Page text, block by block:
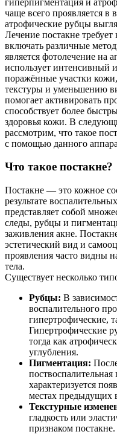
чаще всего проявляется в
атрофические рубцы
Лечение постакне
включать различные
является фотолечение на
использует интенсивный
поражённые участки
текстуры и уменьшению
помогает активировать
способствует более
здоровья кожи. В
рассмотрим, что такое
с помощью данного
Что такое постакне?
Постакне — это кожное
результате
представляет собой
следы, рубцы и
заживления акне.
эстетический вид и
проявления часто видны
тела.
Существует несколько
Рубцы: В
воспалительного
гипертрофические,
Гипертрофические
тогда как
углубления.
Пигментация:
характеризуется
местах предыдущих
Текстурные
гладкость или
признаком постакне.